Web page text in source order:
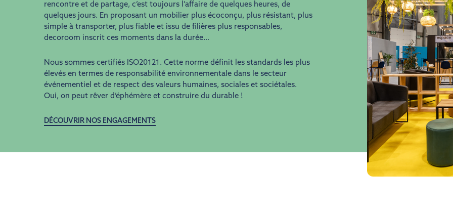
rencontre et de partage, c’est toujours l’affaire de quelques heures, de
quelques jours. En proposant un mobilier plus écoconçu, plus résistant, plus
simple à transporter, plus fiable et issu de filières plus responsables,
decoroom inscrit ces moments dans la durée…
Nous sommes certifiés ISO20121. Cette norme définit les standards les plus
élevés en termes de responsabilité environnementale dans le secteur
événementiel et de respect des valeurs humaines, sociales et sociétales.
Oui, on peut rêver d’éphémère et construire du durable !
DÉCOUVRIR NOS ENGAGEMENTS